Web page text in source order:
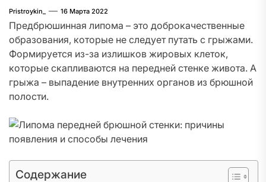
Pristroykin_ 16 Марта 2022
Предбрюшинная липома – это доброкачественные
образования, которые не следует путать с грыжами.
Формируется из-за излишков жировых клеток,
которые скапливаются на передней стенке живота. А
грыжа – выпадение внутренних органов из брюшной
полости.
Содержание